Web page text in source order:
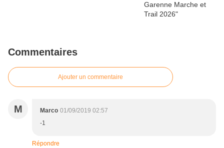
Commentaires
Ajouter un commentaire
M Marco 01/09/2019 02:57
-1
Répondre